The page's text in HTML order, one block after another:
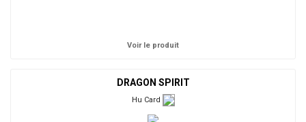
Voir le produit
DRAGON SPIRIT
Hu Card